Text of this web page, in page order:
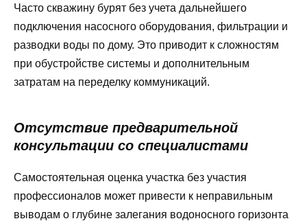
Часто скважину бурят без учета дальнейшего
подключения насосного оборудования, фильтрации и
разводки воды по дому. Это приводит к сложностям
при обустройстве системы и дополнительным
затратам на переделку коммуникаций.
Отсутствие предварительной
консультации со специалистами
Самостоятельная оценка участка без участия
профессионалов может привести к неправильным
выводам о глубине залегания водоносного горизонта